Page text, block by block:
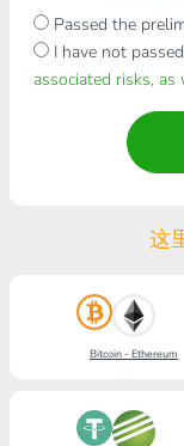
Passed the
I have not
associated risks,
这
Bitcoin - Ethereum